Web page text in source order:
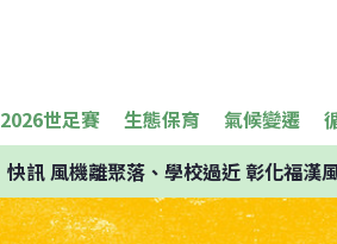
2026世足賽 生態保育 氣候變遷
快訊風機離聚落、學校過近 彰化福漢